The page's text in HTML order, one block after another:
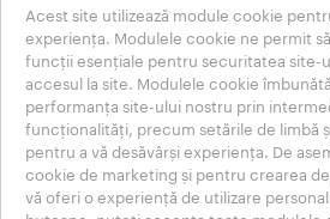
SUSTENABILITATE
LUMEA LAVAZZA
Ajutor
ÎNTREBĂRI FRECVENTE
Contactați-ne
Note Legale
Termeni de folosire
Alegeți-vă țara
Acest site utilizează module cookie
experiența. Modulele cookie ne permit
funcții esențiale pentru securitatea site-
accesul la site. Modulele cookie
performanța site-ului nostru prin
funcționalități, precum setările de limbă
pentru a vă desăvârși experiența. De
cookie de marketing și pentru crearea
vă oferi o experiență de utilizare